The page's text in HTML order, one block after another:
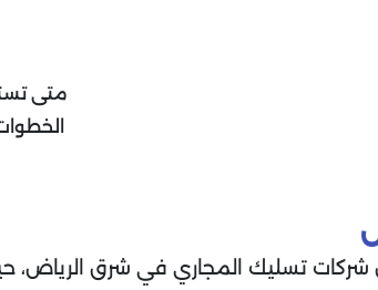
متى
تسليك المجاري في شرق الرياض، حيث